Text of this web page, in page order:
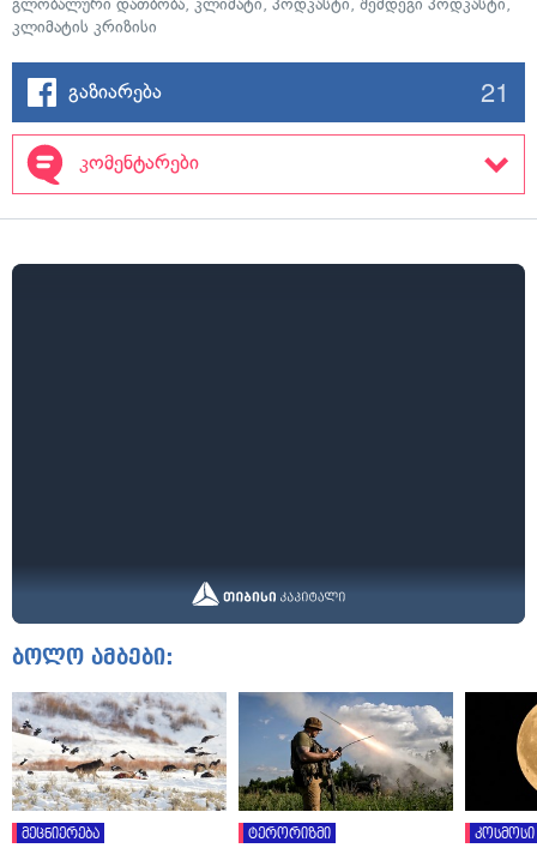
გლობალური დათბობა, კლიმატი, პოდკასტი, შემდეგი პოდკასტი,
კლიმატის კრიზისი
გაზიარება 21
კომენტარები
ბოლო ამბები:
მეცნიერება ტერორიზმი კოსმოსი